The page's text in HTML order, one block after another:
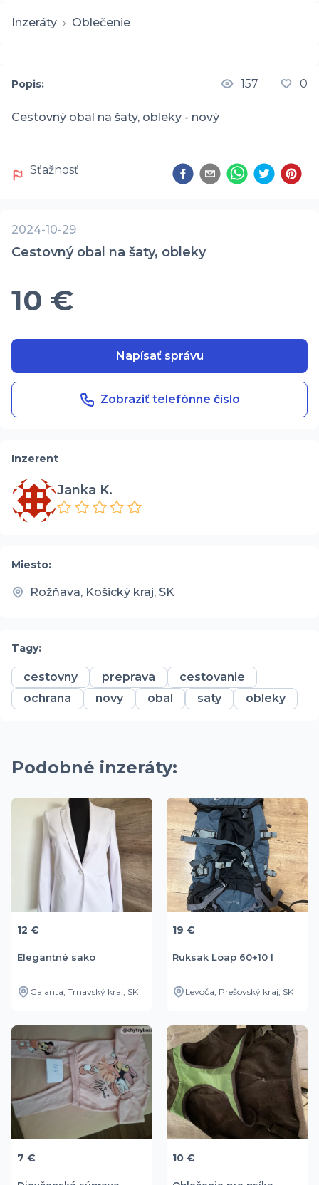
Inzeráty › Oblečenie
Popis:
Cestovný obal na šaty, obleky - nový
Sťažnosť
157 0
Inzerent
Janka K.
2024-10-29
Cestovný obal na šaty, obleky
10 €
Napísať správu
Zobraziť telefónne číslo
Miesto:
Rožňava, Košický kraj, SK
Tagy:
cestovny preprava
cestovanie
ochrana
novy obal saty obleky
Podobné inzeráty:
12 €
Elegantné sako
Galanta, Trnavský kraj, SK
19 €
Ruksak Loap 60+10 l
Levoča, Prešovský kraj, SK
7 € 10 €